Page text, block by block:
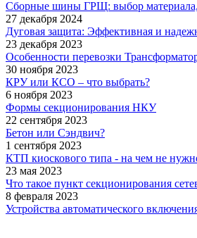
Сборные шины ГРЩ: выбор материала,
27 декабря 2024
Дуговая защита: Эффективная и
23 декабря 2023
Особенности перевозки
30 ноября 2023
КРУ или КСО – что выбрать?
6 ноября 2023
Формы секционирования НКУ
22 сентября 2023
Бетон или Сэндвич?
1 сентября 2023
КТП киоскового типа - на чем не
23 мая 2023
Что такое пункт секционирования
8 февраля 2023
Устройства автоматического